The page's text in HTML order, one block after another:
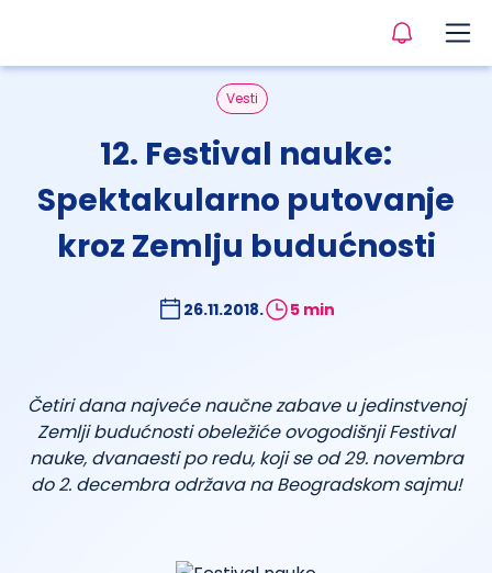
Vesti
12. Festival nauke:
Spektakularno putovanje
kroz Zemlju budućnosti
26.11.2018. 5 min
Četiri dana najveće naučne zabave u jedinstvenoj
Zemlji budućnosti obeležiće ovogodišnji Festival
nauke, dvanaesti po redu, koji se od 29. novembra
do 2. decembra održava na Beogradskom sajmu!